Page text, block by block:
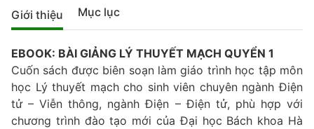
Giới thiệu Mục lục
EBOOK: BÀI GIẢNG LÝ THUYẾT MẠCH QUYỂN 1
Cuốn sách được biên soạn làm giáo trình học tập môn
học Lý thuyết mạch cho sinh viên chuyên ngành Điện
tử – Viễn thông, ngành Điện – Điện tử, phù hợp với
chương trình đào tạo mới của Đại học Bách khoa Hà